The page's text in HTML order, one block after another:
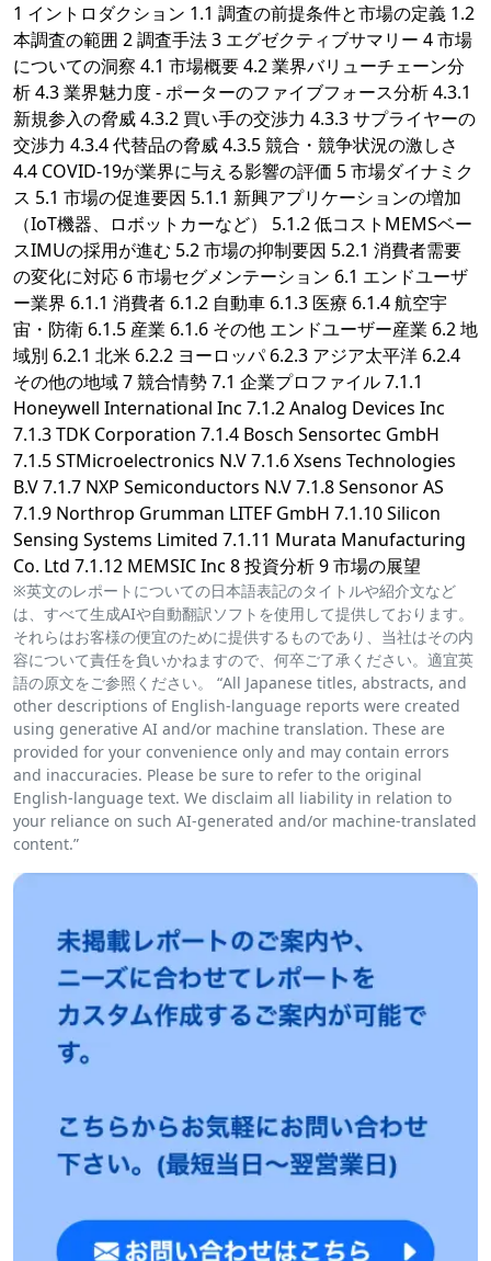
1 イントロダクション 1.1 調査の前提条件と市場の定義 1.2
本調査の範囲 2 調査手法 3 エグゼクティブサマリー 4 市場
についての洞察 4.1 市場概要 4.2 業界バリューチェーン分
析 4.3 業界魅力度 - ポーターのファイブフォース分析 4.3.1
新規参入の脅威 4.3.2 買い手の交渉力 4.3.3 サプライヤーの
交渉力 4.3.4 代替品の脅威 4.3.5 競合・競争状況の激しさ
4.4 COVID-19が業界に与える影響の評価 5 市場ダイナミク
ス 5.1 市場の促進要因 5.1.1 新興アプリケーションの増加
（IoT機器、ロボットカーなど） 5.1.2 低コストMEMSベー
スIMUの採用が進む 5.2 市場の抑制要因 5.2.1 消費者需要
の変化に対応 6 市場セグメンテーション 6.1 エンドユーザ
ー業界 6.1.1 消費者 6.1.2 自動車 6.1.3 医療 6.1.4 航空宇
宙・防衛 6.1.5 産業 6.1.6 その他 エンドユーザー産業 6.2 地
域別 6.2.1 北米 6.2.2 ヨーロッパ 6.2.3 アジア太平洋 6.2.4
その他の地域 7 競合情勢 7.1 企業プロファイル 7.1.1
Honeywell International Inc 7.1.2 Analog Devices Inc
7.1.3 TDK Corporation 7.1.4 Bosch Sensortec GmbH
7.1.5 STMicroelectronics N.V 7.1.6 Xsens Technologies
B.V 7.1.7 NXP Semiconductors N.V 7.1.8 Sensonor AS
7.1.9 Northrop Grumman LITEF GmbH 7.1.10 Silicon
Sensing Systems Limited 7.1.11 Murata Manufacturing
Co. Ltd 7.1.12 MEMSIC Inc 8 投資分析 9 市場の展望
※英文のレポートについての日本語表記のタイトルや紹介文など
は、すべて生成AIや自動翻訳ソフトを使用して提供しております。
それらはお客様の便宜のために提供するものであり、当社はその内
容について責任を負いかねますので、何卒ご了承ください。適宜英
語の原文をご参照ください。 “All Japanese titles, abstracts, and
other descriptions of English-language reports were created
using generative AI and/or machine translation. These are
provided for your convenience only and may contain errors
and inaccuracies. Please be sure to refer to the original
English-language text. We disclaim all liability in relation to
your reliance on such AI-generated and/or machine-translated
content.”